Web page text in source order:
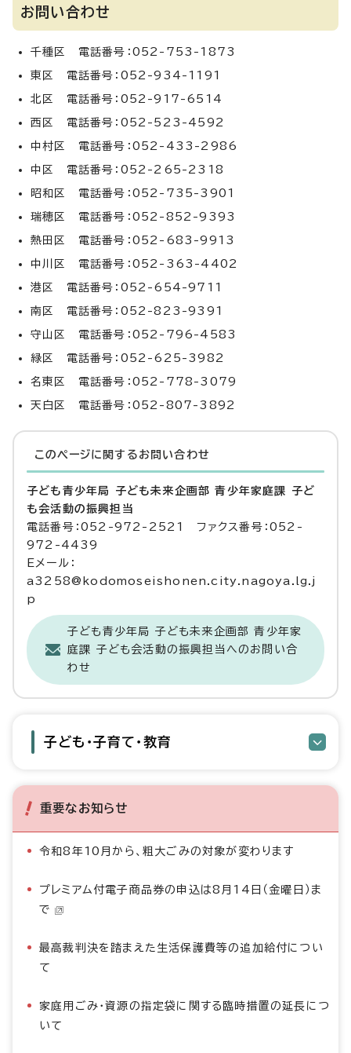
お問い合わせ
千種区 電話番号：052-753-1873
東区 電話番号：052-934-1191
北区 電話番号：052-917-6514
西区 電話番号：052-523-4592
中村区 電話番号：052-433-2986
中区 電話番号：052-265-2318
昭和区 電話番号：052-735-3901
瑞穂区 電話番号：052-852-9393
熱田区 電話番号：052-683-9913
中川区 電話番号：052-363-4402
港区 電話番号：052-654-9711
南区 電話番号：052-823-9391
守山区 電話番号：052-796-4583
緑区 電話番号：052-625-3982
名東区 電話番号：052-778-3079
天白区 電話番号：052-807-3892
このページに関する お問い合わせ
子ども青少年局 子ども未来企画部 青少年家庭課 子ど
も会活動の振興担当
電話番号：052-972-2521 ファクス番号：052-
972-4439
Eメール：
a3258@kodomoseishonen.city.nagoya.lg.j
p
子ども青少年局 子ども未来企画部 青少年家
庭課 子ども会活動の振興担当へのお問い合
わせ
子ども・子育て・教育
重要なお知らせ
令和8年10月から、粗大ごみの対象が変わります
プレミアム付電子商品券の申込は8月14日（金曜日）ま
で
最高裁判決を踏まえた生活保護費等の追加給付につい
て
家庭用ごみ・資源の指定袋に関する臨時措置の延長につ
いて